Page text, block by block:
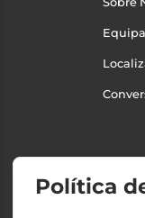
Política